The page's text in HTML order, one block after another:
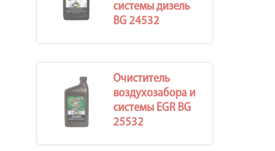
системы дизель
BG 24532
Очиститель
воздухозабора и
системы EGR BG
25532